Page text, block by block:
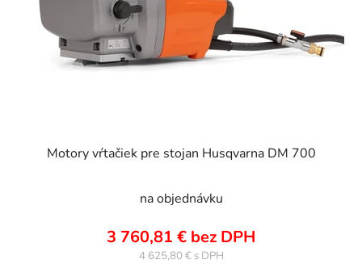
Motory vŕtačiek pre stojan Husqvarna DM 700
na objednávku
3 760,81 € bez DPH
4 625,80 €